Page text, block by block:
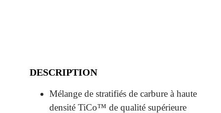
DESCRIPTION
Mélange de stratifiés de carbure à haute
densité TiCo™ de qualité supérieure